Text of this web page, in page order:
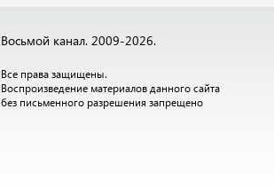
Восьмой канал. 2009-2026.
Все права защищены.
Воспроизведение материалов данного сайта
без письменного разрешения запрещено